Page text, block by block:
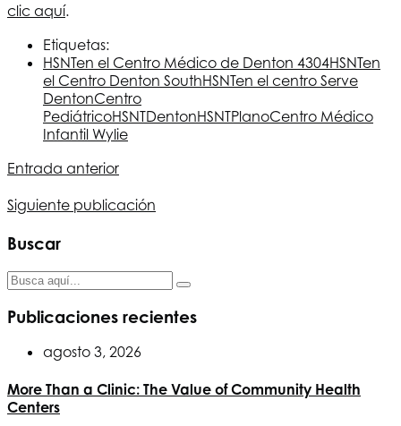
clic aquí.
Etiquetas:
HSNTen el Centro Médico de Denton 4304HSNTen
el Centro Denton SouthHSNTen el centro Serve
DentonCentro
PediátricoHSNTDentonHSNTPlanoCentro Médico
Infantil Wylie
Entrada anterior
Siguiente publicación
Buscar
Publicaciones recientes
agosto 3, 2026
More Than a Clinic: The Value of Community Health
Centers